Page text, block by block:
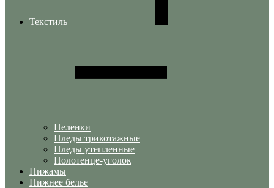
Текстиль
Пеленки
Пледы трикотажные
Пледы утепленные
Полотенце-уголок
Пижамы
Нижнее белье